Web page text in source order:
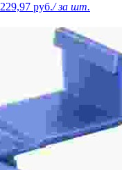
229,97 руб./ за шт.